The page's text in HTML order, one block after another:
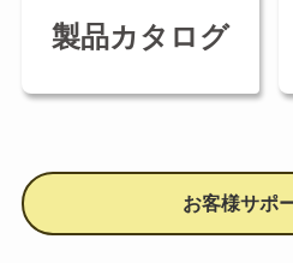
製品カタログ
お客様サポ